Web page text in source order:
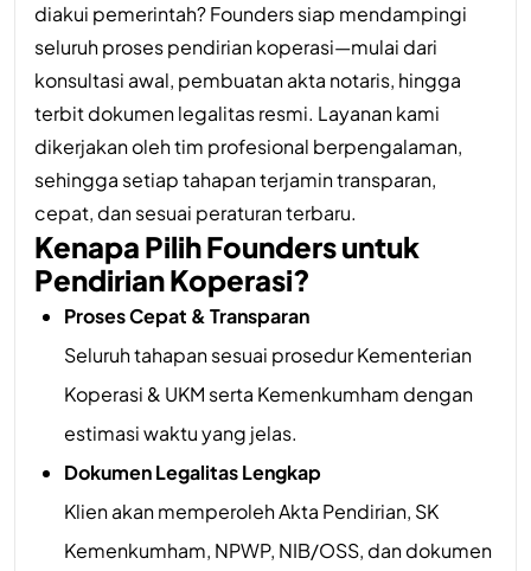
diakui pemerintah? Founders siap mendampingi
seluruh proses pendirian koperasi—mulai dari
konsultasi awal, pembuatan akta notaris, hingga
terbit dokumen legalitas resmi. Layanan kami
dikerjakan oleh tim profesional berpengalaman,
sehingga setiap tahapan terjamin transparan,
cepat, dan sesuai peraturan terbaru.
Kenapa Pilih Founders untuk
Pendirian Koperasi?
Proses Cepat & Transparan
Seluruh tahapan sesuai prosedur Kementerian
Koperasi & UKM serta Kemenkumham dengan
estimasi waktu yang jelas.
Dokumen Legalitas Lengkap
Klien akan memperoleh Akta Pendirian, SK
Kemenkumham, NPWP, NIB/OSS, dan dokumen